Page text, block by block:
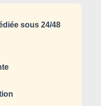
sous 24/48